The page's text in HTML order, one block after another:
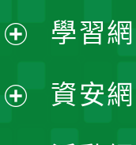
單
選
單
開
選
開
學習
資安